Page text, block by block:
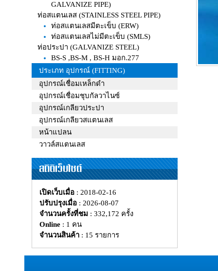
GALVANIZE PIPE)
ท่อสแตนเลส (STAINLESS STEEL PIPE)
ท่อสแตนเลสมีตะเข็บ (ERW)
ท่อสแตนเลสไม่มีตะเข็บ (SMLS)
ท่อประปา (GALVANIZE STEEL)
BS-S ,BS-M , BS-H มอก.277
ประเภท อุปกรณ์ (FITTING)
อุปกรณ์เชื่อมเหล็กดำ
อุปกรณ์เชื่อมชุบกัลวาไนซ์
อุปกรณ์เกลียวประปา
อุปกรณ์เกลียวสแตนเลส
หน้าแปลน
วาวล์สแตนเลส
สถิติเว็บไซต์
เปิดเว็บเมื่อ : 2018-02-16
ปรับปรุงเมื่อ : 2026-08-07
จำนวนครั้งที่ชม : 332,172 ครั้ง
Online : 1 คน
จำนวนสินค้า : 15 รายการ